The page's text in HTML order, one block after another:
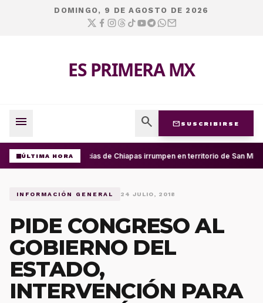
DOMINGO, 9 DE AGOSTO DE 2026
ES PRIMERA MX
menu search mail SUSCRIBIRSE
ÚLTIMA HORAPolicías de Chiapas irrumpen en territorio de San
INFORMACIÓN GENERAL 24 JULIO, 2018
PIDE CONGRESO AL
GOBIERNO DEL
ESTADO,
INTERVENCIÓN PARA